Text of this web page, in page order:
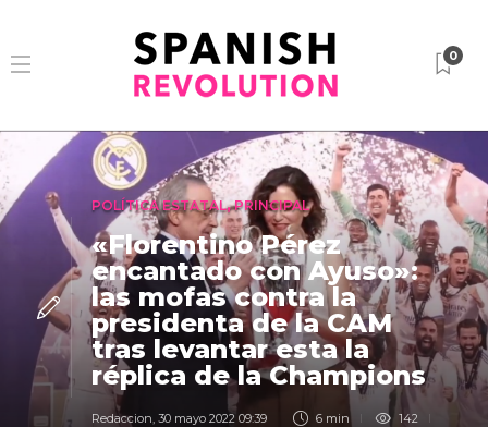
0
POLÍTICA ESTATAL,PRINCIPAL
«Florentino Pérez
encantado con Ayuso»:
las mofas contra la
presidenta de la CAM
tras levantar esta la
réplica de la Champions
Redaccion, 30 mayo 2022 09:39 6 min 142